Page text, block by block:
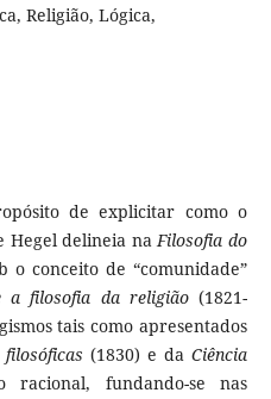
Religião, Lógica,
de explicitar como o
Hegel delineia naFilosofia do
o conceito de “comunidade”
a filosofia da religião(1821-
tais como apresentados
(1830) e daCiência
racional, fundando-se nas